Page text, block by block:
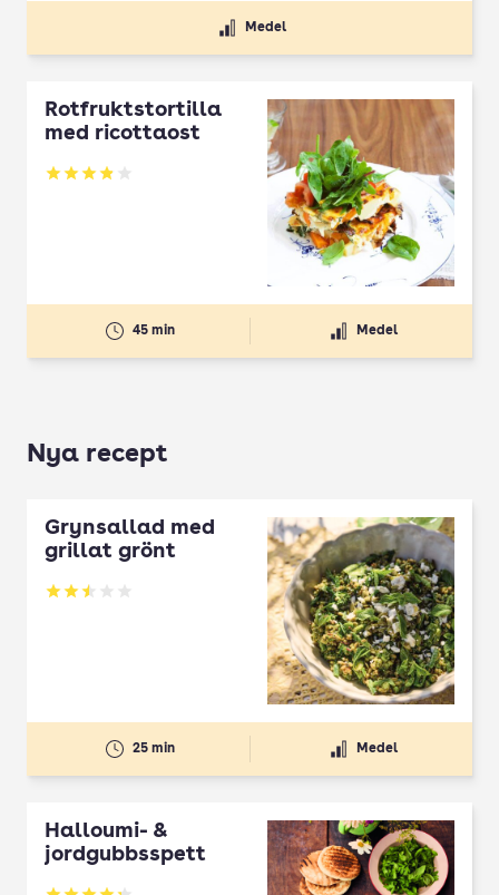
Medel
Rotfruktstortilla
med ricottaost
Betyg: 3.9 av 5
45 min Medel
Nya recept
Grynsallad med
grillat grönt
Betyg: 2.5 av 5
25 min Medel
Halloumi- &
jordgubbsspett